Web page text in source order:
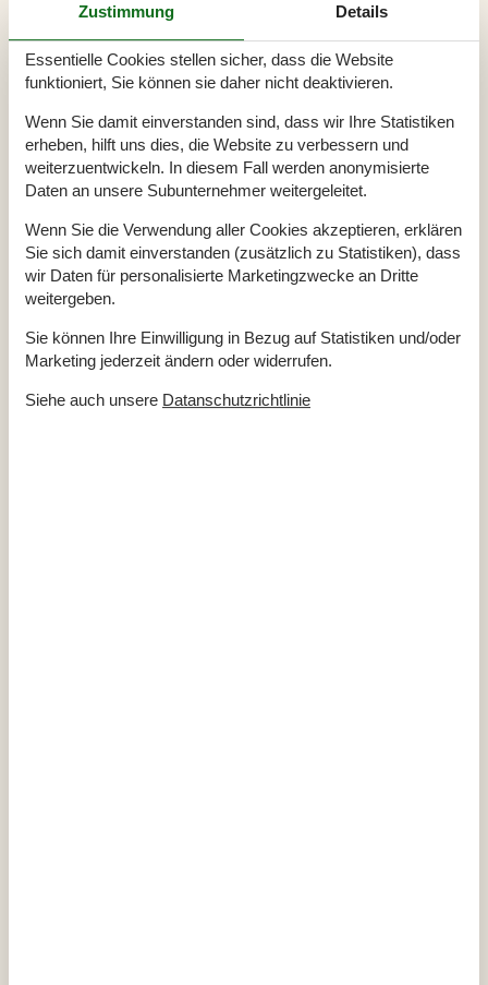
Winterfest
Draußen
Gartenmöbel
Grill
Kostenloser Parkplatz auf dem Gelände
Kugelgrill
Landschaftsgarten 1235 m²
Privater Garten
Drinnen
Kaminofen
Rauchmelder
Elektrogeräte
1 DVD
Chromecast
Internet (drahtlos)
Nintendo Wii
In der Nähe
Zustimmung Details
Essentielle Cookies stellen sicher, dass die Website
funktioniert, Sie können sie daher nicht deaktivieren.
Wenn Sie damit einverstanden sind, dass wir Ihre Statistiken
erheben, hilft uns dies, die Website zu verbessern und
weiterzuentwickeln. In diesem Fall werden anonymisierte
Daten an unsere Subunternehmer weitergeleitet.
Wenn Sie die Verwendung aller Cookies akzeptieren, erklären
Sie sich damit einverstanden (zusätzlich zu Statistiken), dass
wir Daten für personalisierte Marketingzwecke an Dritte
weitergeben.
Sie können Ihre Einwilligung in Bezug auf Statistiken und/oder
Marketing jederzeit ändern oder widerrufen.
Siehe auch unsere Datanschutzrichtlinie